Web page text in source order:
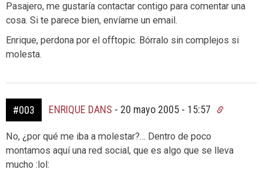
Pasajero, me gustaría contactar contigo para comentar una
cosa. Si te parece bien, envíame un email.
Enrique, perdona por el offtopic. Bórralo sin complejos si
molesta.
#003 ENRIQUE DANS - 20 mayo 2005 - 15:57
No, ¿por qué me iba a molestar?… Dentro de poco
montamos aquí una red social, que es algo que se lleva
mucho :lol: